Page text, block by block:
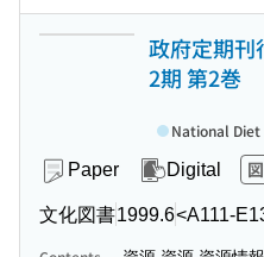
政府定期刊
2期 第2巻
Paper Digital
文化図書1999.6<A111-
National